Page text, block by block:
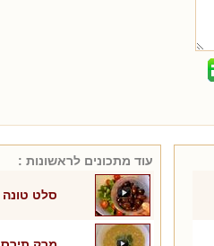
עוד מתכונים לראשונות :
סלט טונה